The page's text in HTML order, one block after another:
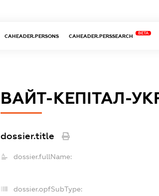
CAHEADER.PERSONS CAHEADER.PERSSEARCH
BETA
ВАЙТ-КЕПІТАЛ-
dossier.title
dossier.fullName:
dossier.opfSubType: